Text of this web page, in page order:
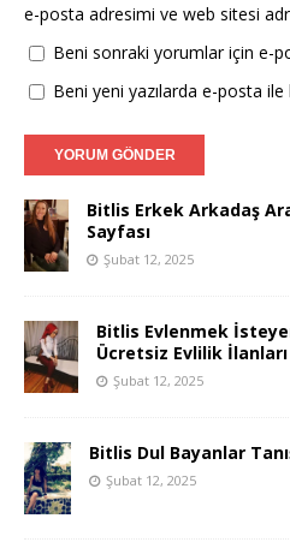
e-posta adresimi ve web sitesi
Beni sonraki yorumlar için e-
Beni yeni yazılarda e-posta ile
Bitlis Erkek Arkadaş
Sayfası
Şubat 12, 2025
Bitlis Evlenmek
Ücretsiz Evlilik İlanları
Şubat 12, 2025
Bitlis Dul Bayanlar
Şubat 12, 2025